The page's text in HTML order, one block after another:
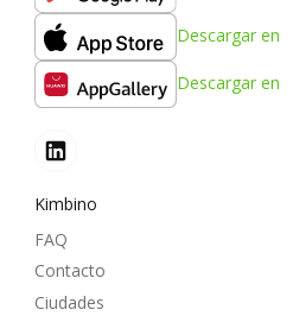
Descargar en
Descargar en
Kimbino
FAQ
Contacto
Ciudades